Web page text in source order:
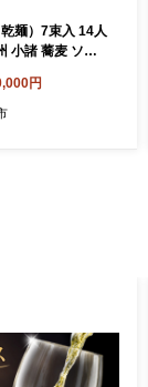
麺）7束入 14人
小諸 蕎麦 ソバ
前円